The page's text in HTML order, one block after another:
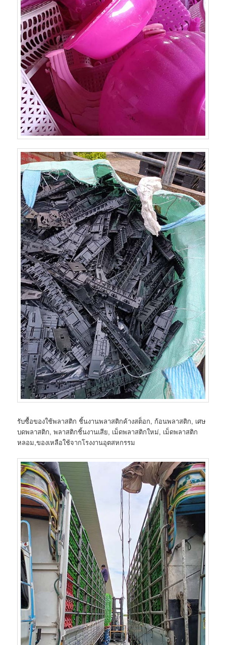
รับซื้อของใช้พลาสติก ชิ้นงานพลาสติกค้างสต็อก, ก้อนพลาสติก, เศษ
บดพลาสติก, พลาสติกชิ้นงานเสีย, เม็ดพลาสติกใหม่, เม็ดพลาสติก
หลอม,ของเหลือใช้จากโรงงานอุตสหกรรม